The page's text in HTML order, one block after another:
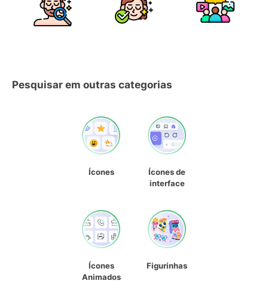
Pesquisar em outras categorias
Ícones
Ícones de
interface
Ícones
Animados
Figurinhas